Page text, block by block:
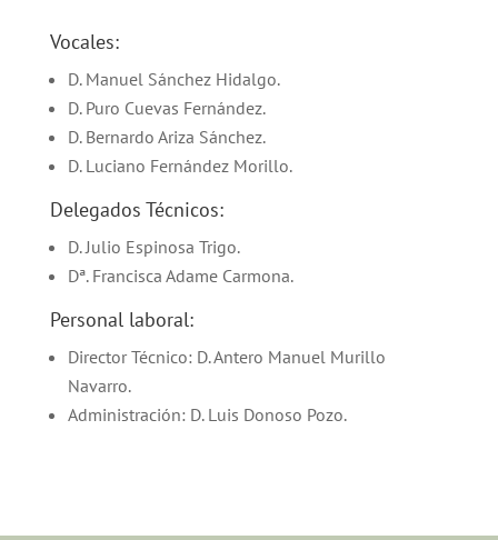
Vocales:
D. Manuel Sánchez Hidalgo.
D. Puro Cuevas Fernández.
D. Bernardo Ariza Sánchez.
D. Luciano Fernández Morillo.
Delegados Técnicos:
D. Julio Espinosa Trigo.
Dª. Francisca Adame Carmona.
Personal laboral:
Director Técnico: D. Antero Manuel Murillo
Navarro.
Administración: D. Luis Donoso Pozo.